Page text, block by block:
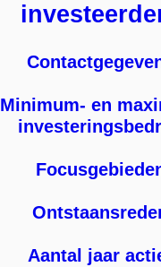
Minimum- en
Aantal jaar